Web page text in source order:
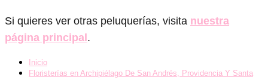
Si quieres ver otras peluquerías, visita nuestra
página principal.
Inicio
Floristerías en Archipiélago De San Andrés, Providencia Y Santa